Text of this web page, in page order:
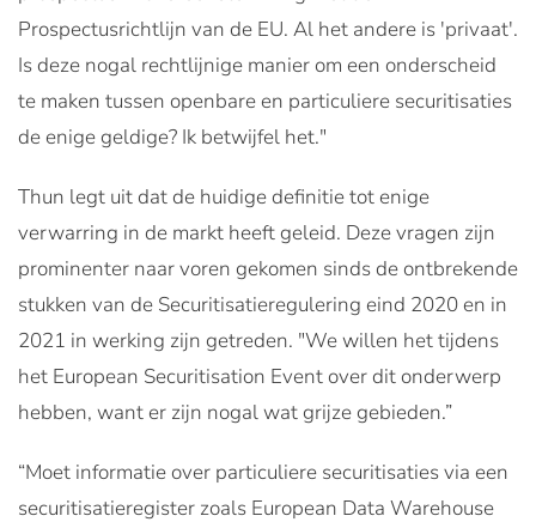
Prospectusrichtlijn van de EU. Al het andere is 'privaat'.
Is deze nogal rechtlijnige manier om een onderscheid
te maken tussen openbare en particuliere securitisaties
de enige geldige? Ik betwijfel het."
Thun legt uit dat de huidige definitie tot enige
verwarring in de markt heeft geleid. Deze vragen zijn
prominenter naar voren gekomen sinds de ontbrekende
stukken van de Securitisatieregulering eind 2020 en in
2021 in werking zijn getreden. "We willen het tijdens
het European Securitisation Event over dit onderwerp
hebben, want er zijn nogal wat grijze gebieden.”
“Moet informatie over particuliere securitisaties via een
securitisatieregister zoals European Data Warehouse